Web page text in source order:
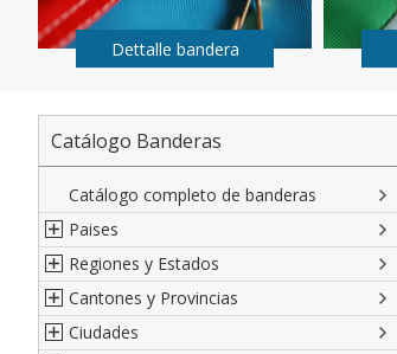
Dettalle bandera
Catálogo Banderas
Catálogo completo de banderas
Paises
Norte América
América del Sur
Europa
Regiones y Estados
Regiones italianas
Estados de EEUU
Cantones y Provincias
Cantones suizos
Ciudades